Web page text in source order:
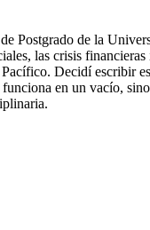
Postgrado de la
las crisis
Decidí escribir
en un vacío,